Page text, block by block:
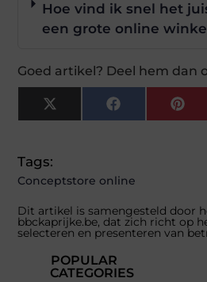
Hoe vind ik snel het
een grote online
Goed artikel? Deel hem dan
X
(Twitter)
Facebook
Tags:
Conceptstore online
Dit artikel is samengesteld door
bbckaprijke.be, dat zich richt op
selecteren en presenteren van
POPULAR
CATEGORIES